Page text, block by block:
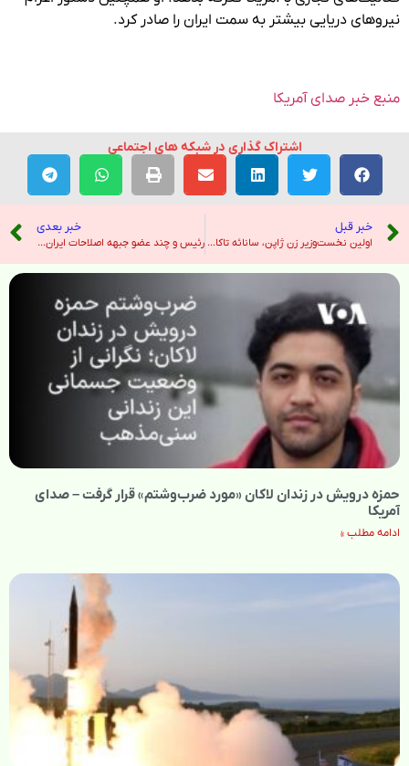
نیروهای دریایی بیشتر به سمت ایران را صادر کرد.
منبع خبر صدای آمریکا
اشتراک گذاری در شبکه های اجتماعی
خبر قبل
اولین نخست‌وزیر زن ژاپن، سانائه تاکایچی، در نظرسنجی‌های زودهنگام زمستانی برنده ریاست جمهوری شد. – هندوستان امروز
خبر بعدی
رئیس و چند عضو جبهه اصلاحات ایران بازداشت و احضار شدند – رادیو فردا
حمزه درویش در زندان لاکان «مورد ضرب‌وشتم» قرار گرفت – صدای
آمریکا
ادامه مطلب »